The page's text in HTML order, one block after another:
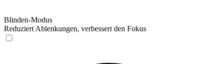
Blinden-Modus
Reduziert Ablenkungen, verbessert den Fokus